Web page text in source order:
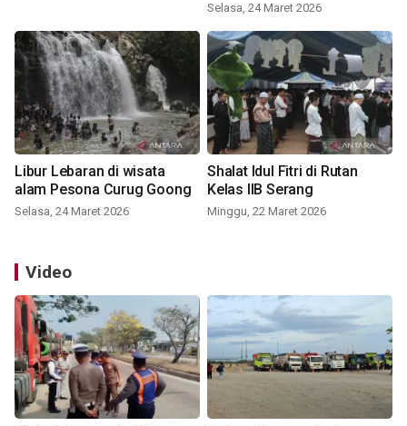
Selasa, 24 Maret 2026
Libur Lebaran di wisata
alam Pesona Curug Goong
Selasa, 24 Maret 2026
Shalat Idul Fitri di Rutan
Kelas IIB Serang
Minggu, 22 Maret 2026
Video